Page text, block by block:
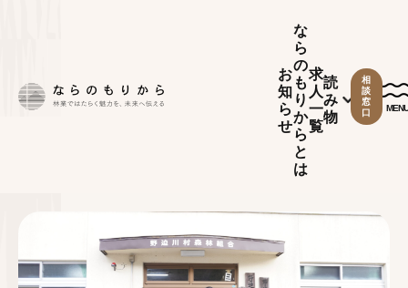
お
知
ら
せ
な
ら
の
も
り
か
ら
と
は
求
人
一
覧
読
み
物
相
談
窓
口
MENU